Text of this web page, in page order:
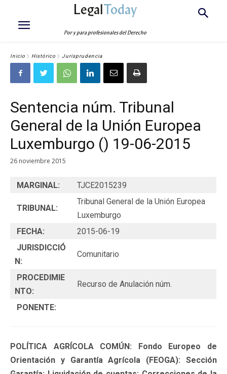
LegalToday
Por y para profesionales del Derecho
Inicio Histórico Jurisprudencia
Sentencia núm. Tribunal
General de la Unión Europea
Luxemburgo () 19-06-2015
26 noviembre 2015
MARGINAL: TJCE2015239
TRIBUNAL:
Tribunal General de la Unión Europea
Luxemburgo
FECHA:
2015-06-19
JURISDICCIÓ
N:
Comunitario
PROCEDIMIE
NTO:
Recurso de Anulación núm.
PONENTE:
POLÍTICA AGRÍCOLA COMÚN: Fondo Europeo de
Orientación y Garantía Agrícola (FEOGA): Sección